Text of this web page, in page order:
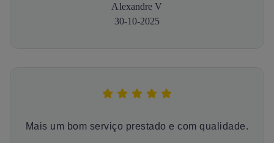
Alexandre V
30-10-2025
Mais um bom serviço prestado e com qualidade.